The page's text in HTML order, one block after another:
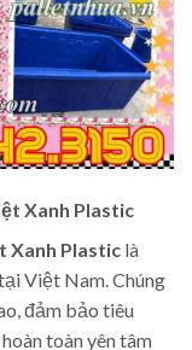
Xanh Plastic
Xanh Plastic là
Việt Nam. Chúng
đảm bảo tiêu
toàn yên tâm